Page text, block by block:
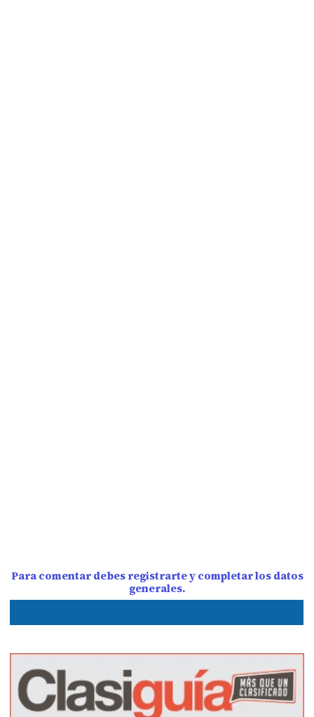
Para comentar debes registrarte y completar los datos
generales.